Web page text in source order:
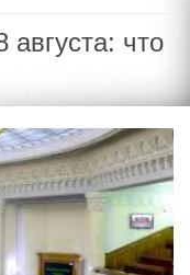
что